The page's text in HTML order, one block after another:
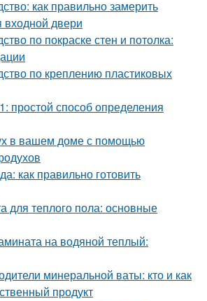
как правильно замерить
двери
по покраске стен и потолка:
по креплению пластиковых
простой способ определения
в вашем доме с помощью
как правильно готовить
для теплого пола: основные
на водяной теплый:
минеральной ваты: кто и как
продукт